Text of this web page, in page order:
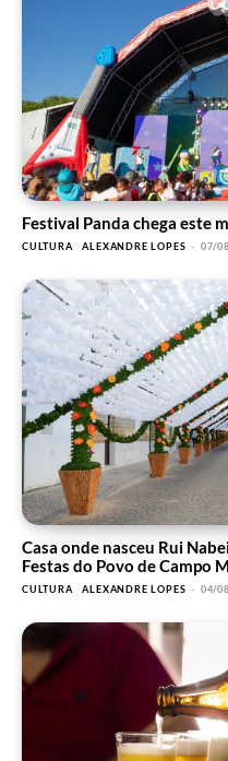
Festival Panda chega este
CULTURA ALEXANDRE LOPES - 07/
Casa onde nasceu Rui
Festas do Povo de Campo
CULTURA ALEXANDRE LOPES - 04/